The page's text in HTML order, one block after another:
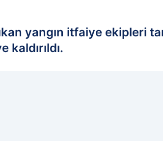
yangın itfaiye ekipleri